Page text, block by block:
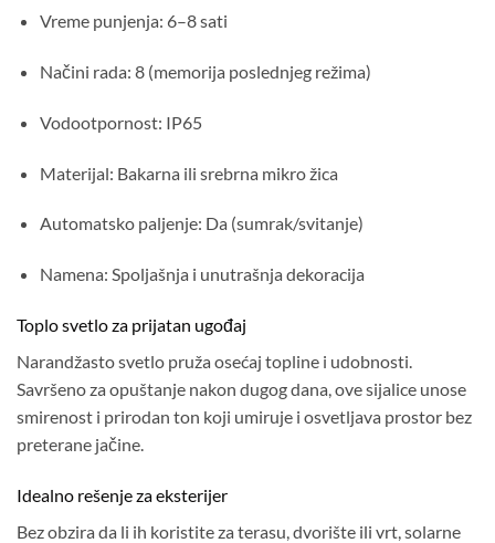
Vreme punjenja: 6–8 sati
Načini rada: 8 (memorija poslednjeg režima)
Vodootpornost: IP65
Materijal: Bakarna ili srebrna mikro žica
Automatsko paljenje: Da (sumrak/svitanje)
Namena: Spoljašnja i unutrašnja dekoracija
Toplo svetlo za prijatan ugođaj
Narandžasto svetlo pruža osećaj topline i udobnosti.
Savršeno za opuštanje nakon dugog dana, ove sijalice unose
smirenost i prirodan ton koji umiruje i osvetljava prostor bez
preterane jačine.
Idealno rešenje za eksterijer
Bez obzira da li ih koristite za terasu, dvorište ili vrt, solarne